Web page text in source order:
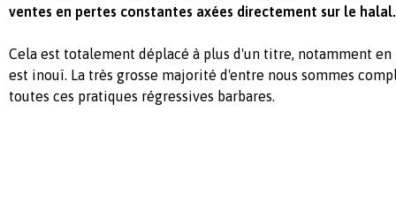
ventes en pertes constantes axées directement sur le halal.
Cela est totalement déplacé à plus d'un titre, notamment en
est inouï. La très grosse majorité d'entre nous sommes
toutes ces pratiques régressives barbares.